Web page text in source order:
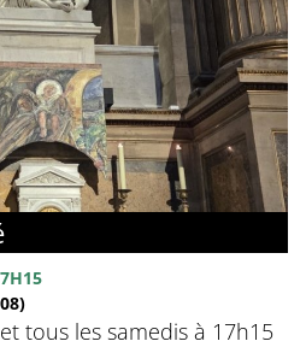
tous les samedis à 17h15